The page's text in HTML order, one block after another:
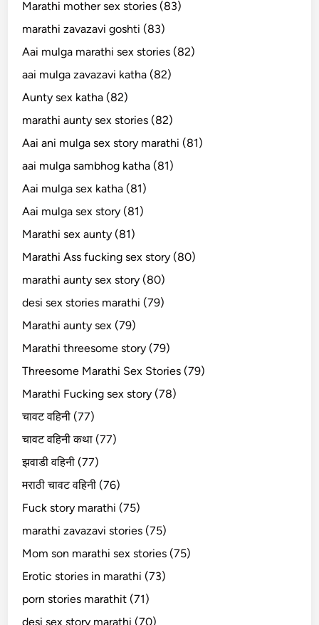
Marathi mother sex stories (83)
marathi zavazavi goshti (83)
Aai mulga marathi sex stories (82)
aai mulga zavazavi katha (82)
Aunty sex katha (82)
marathi aunty sex stories (82)
Aai ani mulga sex story marathi (81)
aai mulga sambhog katha (81)
Aai mulga sex katha (81)
Aai mulga sex story (81)
Marathi sex aunty (81)
Marathi Ass fucking sex story (80)
marathi aunty sex story (80)
desi sex stories marathi (79)
Marathi aunty sex (79)
Marathi threesome story (79)
Threesome Marathi Sex Stories (79)
Marathi Fucking sex story (78)
चावट वहिनी (77)
चावट वहिनी कथा (77)
झवाडी वहिनी (77)
मराठी चावट वहिनी (76)
Fuck story marathi (75)
marathi zavazavi stories (75)
Mom son marathi sex stories (75)
Erotic stories in marathi (73)
porn stories marathit (71)
desi sex story marathi (70)